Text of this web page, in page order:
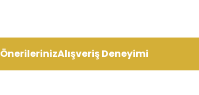
ÖnerilerinizAlışveriş Deneyimi